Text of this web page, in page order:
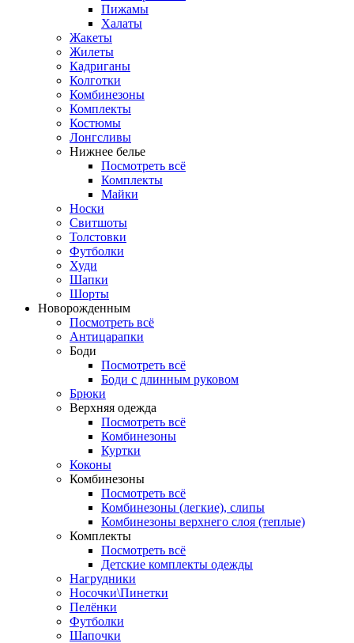
Пижамы
Халаты
Жакеты
Жилеты
Кадриганы
Колготки
Комбинезоны
Комплекты
Костюмы
Лонгсливы
Нижнее белье
Посмотреть всё
Комплекты
Майки
Носки
Свитшоты
Толстовки
Футболки
Худи
Шапки
Шорты
Новорожденным
Посмотреть всё
Антицарапки
Боди
Посмотреть всё
Боди с длинным руковом
Брюки
Верхняя одежда
Посмотреть всё
Комбинезоны
Куртки
Коконы
Комбинезоны
Посмотреть всё
Комбинезоны (легкие), слипы
Комбинезоны верхнего слоя (теплые)
Комплекты
Посмотреть всё
Детские комплекты одежды
Нагрудники
Носочки\Пинетки
Пелёнки
Футболки
Шапочки